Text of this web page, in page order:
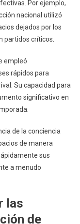
Por ejemplo,
nacional utilizó
dejados por los
partidos críticos.
empleó
rápidos para
Su capacidad para
significativo en
de la conciencia
de manera
sus
a menudo
las
de